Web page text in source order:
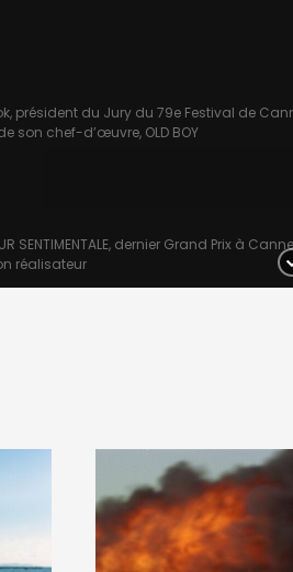
président du Jury du 79e Festival de
son chef-d’œuvre, OLD BOY
SENTIMENTALE, dernier Grand Prix à
réalisateur